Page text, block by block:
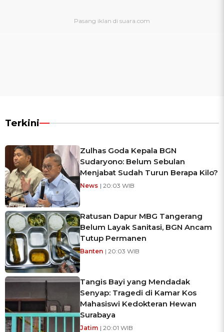
Terkini
Zulhas Goda Kepala BGN
Sudaryono: Belum Sebulan
Menjabat Sudah Turun Berapa Kilo?
News | 20:03 WIB
Ratusan Dapur MBG Tangerang
Belum Layak Sanitasi, BGN Ancam
Tutup Permanen
Banten | 20:03 WIB
Tangis Bayi yang Mendadak
Senyap: Tragedi di Kamar Kos
Mahasiswi Kedokteran Hewan
Surabaya
Jatim | 20:01 WIB